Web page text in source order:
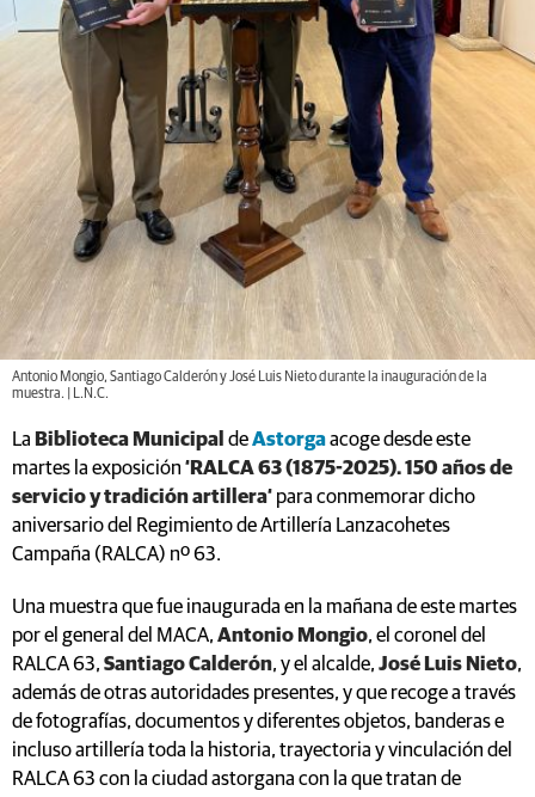
Antonio Mongio, Santiago Calderón y José Luis Nieto durante la inauguración de la
muestra. | L.N.C.
La Biblioteca Municipal deAstorgaacoge desde este
martes la exposición ‘RALCA 63 (1875-2025). 150 años de
servicio y tradición artillera‘ para conmemorar dicho
aniversario del Regimiento de Artillería Lanzacohetes
Campaña (RALCA) nº 63.
Una muestra que fue inaugurada en la mañana de este martes
por el general del MACA, Antonio Mongio, el coronel del
RALCA 63, Santiago Calderón, y el alcalde, José Luis Nieto,
además de otras autoridades presentes, y que recoge a través
de fotografías, documentos y diferentes objetos, banderas e
incluso artillería toda la historia, trayectoria y vinculación del
RALCA 63 con la ciudad astorgana con la que tratan de